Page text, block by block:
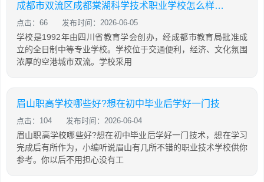
成都市双流区成都棠湖科学技术职业学校怎么样「简介」
点击：66 发布时间：2026-06-05
学校是1992年由四川省教育学会创办，经成都市教育局批准成
立的全日制中等专业学校。学校位于交通便利，经济、文化氛围
浓厚的空港城市双流。学校采用
眉山职高学校哪些好?想在初中毕业后学好一门技
点击：104 发布时间：2026-06-04
眉山职高学校哪些好?想在初中毕业后学好一门技术，想在学习
完成后有所作为，小编听说眉山有几所不错的职业技术学校供你
参考。你以后不用担心没有工